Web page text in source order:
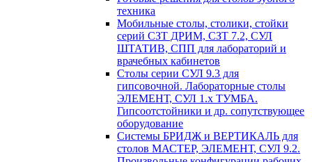
техника
Мобильные столы, столики, стойки
серий СЗТ ДРИМ, СЗТ 7.2, СУЛ
ШТАТИВ, СПП для лабораторий и
врачебных кабинетов
Столы серии СУЛ 9.3 для
гипсовочной. Лабораторные столы
ЭЛЕМЕНТ, СУЛ 1.х ТУМБА.
Гипсоотстойники и др. сопутствующее
оборудование
Системы БРИДЖ и ВЕРТИКАЛЬ для
столов МАСТЕР, ЭЛЕМЕНТ, СУЛ 9.2.